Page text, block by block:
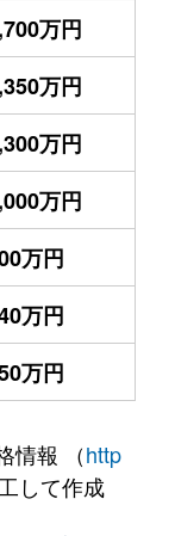
万円
万円
万円
万円
万円
万円
万円
情報 （http
して作成